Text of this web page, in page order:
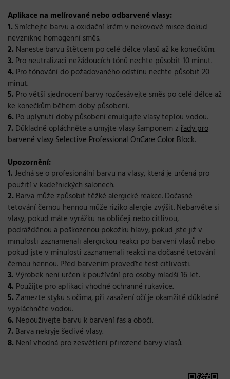
Aplikace na melírované nebo odbarvené vlasy:
1. Smíchejte barvu a oxidační krém v nekovové misce dokud
nevznikne homogenní směs.
2. Naneste barvu štětcem po celé délce vlasů až ke konečkům.
3. Pro neutralizaci nežádoucích tónů nechte působit 10 minut.
4. Pro tónování do požadovaného odstínu nechte působit 20
minut.
5. Pro větší sjednocení barvy rozčesávejte směs po celé délce až
ke konečkům během doby působení.
6. Po uplynutí doby působení emulgujte vlasy teplou vodou.
7. Důkladně opláchněte a umyjte vlasy šamponem z řady pro
barvené vlasy Selective Professional OnCare Color Block.
Upozornění:
1. Jedná se o profesionální barvu na vlasy, která je určená pro
použití v kadeřnických salonech.
2. Barva může způsobit těžké alergické reakce. Dočasné
tetování černou hennou může riziko alergie zvýšit. Nebarvěte si
vlasy, pokud máte vyrážku na obličeji nebo citlivou,
podrážděnou a poškozenou pokožku hlavy, pokud jste již v
minulosti zaznamenali alergickou reakci po barvení vlasů nebo
pokud jste v minulosti zaznamenali reakci na dočasné tetování
černou hennou. Před barvením proveďte test citlivosti.
3. Výrobek není určen k používání pro osoby mladší 16 let.
4. Použijte pro aplikaci vhodné ochranné rukavice.
5. Zamezte styku s očima, při zasažení očí je okamžitě důkladně
vypláchněte vodou.
6. Nepoužívejte barvu k barvení řas a obočí.
7. Barva nekryje šedivé vlasy.
8. Není vhodná pro zesvětlení přirozené barvy vlasů.